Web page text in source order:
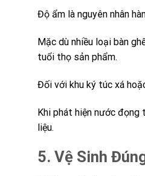
Độ ẩm là nguyên nhân
Mặc dù nhiều loại bàn
tuổi thọ sản phẩm.
Đối với khu ký túc xá
Khi phát hiện nước đọng
liệu.
5. Vệ Sinh